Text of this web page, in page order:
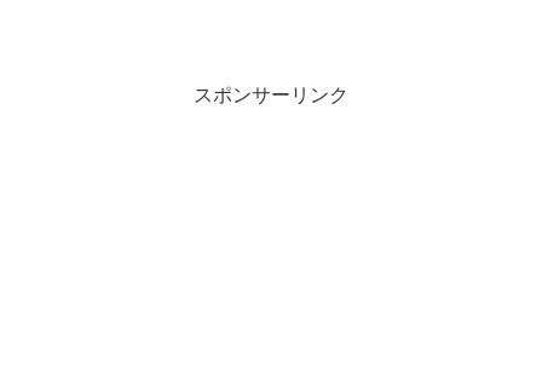
スポンサーリンク